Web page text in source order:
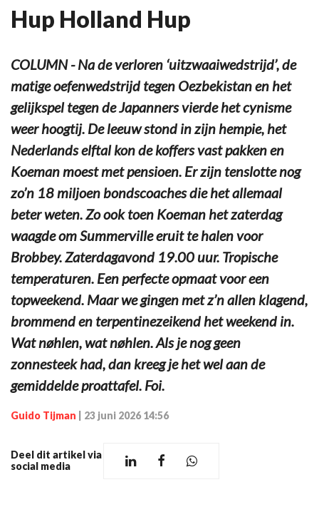
Hup Holland Hup
COLUMN - Na de verloren ‘uitzwaaiwedstrijd’, de
matige oefenwedstrijd tegen Oezbekistan en het
gelijkspel tegen de Japanners vierde het cynisme
weer hoogtij. De leeuw stond in zijn hempie, het
Nederlands elftal kon de koffers vast pakken en
Koeman moest met pensioen. Er zijn tenslotte nog
zo’n 18 miljoen bondscoaches die het allemaal
beter weten. Zo ook toen Koeman het zaterdag
waagde om Summerville eruit te halen voor
Brobbey. Zaterdagavond 19.00 uur. Tropische
temperaturen. Een perfecte opmaat voor een
topweekend. Maar we gingen met z’n allen klagend,
brommend en terpentinezeikend het weekend in.
Wat nøhlen, wat nøhlen. Als je nog geen
zonnesteek had, dan kreeg je het wel aan de
gemiddelde proattafel. Foi.
Guido Tijman 23 juni 2026 14:56
Deel dit artikel via
social media